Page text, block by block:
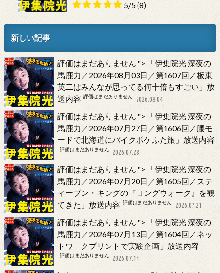
5/5(8)
新しい記事
評価はまだありません ">
「伊集院光 深夜の
馬鹿力／2026年08月03日／第1607回／板東
英二はみんなが思ってる何十倍もすごい」放
送内容 評価はまだありません 2026.08.04
評価はまだありません ">
「伊集院光 深夜の
馬鹿力／2026年07月27日／第1606回／腰モ
ードで北海道にバイクポケふた旅」放送内容
評価はまだありません 2026.07.28
評価はまだありません ">
「伊集院光 深夜の
馬鹿力／2026年07月20日／第1605回／ステ
ィーブン・キングの『ロングウォーク』を観
てきた」放送内容 評価はまだありません 2026.07.21
評価はまだありません ">
「伊集院光 深夜の
馬鹿力／2026年07月13日／第1604回／ネッ
トワークプリントで実験企画」放送内容
評価はまだありません 2026.07.14